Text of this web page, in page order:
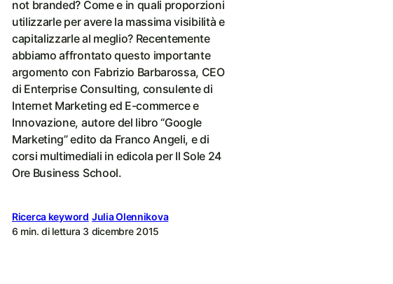
not branded? Come e in quali proporzioni
utilizzarle per avere la massima visibilità e
capitalizzarle al meglio? Recentemente
abbiamo affrontato questo importante
argomento con Fabrizio Barbarossa, CEO
di Enterprise Consulting, consulente di
Internet Marketing ed E-commerce e
Innovazione, autore del libro “Google
Marketing” edito da Franco Angeli, e di
corsi multimediali in edicola per Il Sole 24
Ore Business School.
Ricerca keyword Julia Olennikova
6 min. di lettura 3 dicembre 2015